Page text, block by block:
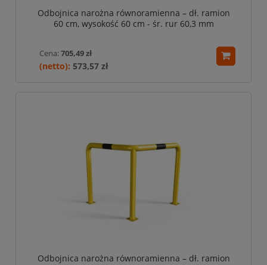
Odbojnica narożna równoramienna – dł. ramion
60 cm, wysokość 60 cm - śr. rur 60,3 mm
Cena:705,49 zł
573,57 zł
Odbojnica narożna równoramienna – dł. ramion